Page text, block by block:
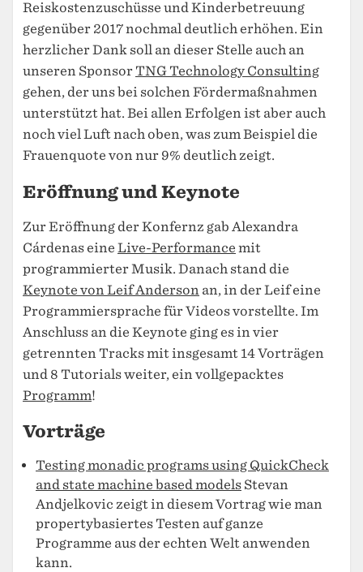
Reiskostenzuschüsse und Kinderbetreuung
gegenüber 2017 nochmal deutlich erhöhen. Ein
herzlicher Dank soll an dieser Stelle auch an
unseren Sponsor TNG Technology Consulting
gehen, der uns bei solchen Fördermaßnahmen
unterstützt hat. Bei allen Erfolgen ist aber auch
noch viel Luft nach oben, was zum Beispiel die
Frauenquote von nur 9% deutlich zeigt.
Eröffnung und Keynote
Zur Eröffnung der Konfernz gab Alexandra
Cárdenas eine Live-Performance mit
programmierter Musik. Danach stand die
Keynote von Leif Anderson an, in der Leif eine
Programmiersprache für Videos vorstellte. Im
Anschluss an die Keynote ging es in vier
getrennten Tracks mit insgesamt 14 Vorträgen
und 8 Tutorials weiter, ein vollgepacktes
Programm!
Vorträge
Testing monadic programs using QuickCheck
and state machine based models Stevan
Andjelkovic zeigt in diesem Vortrag wie man
propertybasiertes Testen auf ganze
Programme aus der echten Welt anwenden
kann.